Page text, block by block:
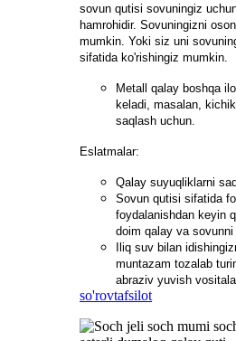
sovun qutisi sovuningiz
hamrohidir. Sovuningizni
mumkin. Yoki siz uni
sifatida ko'rishingiz mumkin.
Metall qalay boshqa
keladi, masalan,
saqlash uchun.
Eslatmalar:
Qalay suyuqliklarni
Sovun qutisi sifatida
foydalanishdan keyin
doim qalay va sovunni
Iliq suv bilan
muntazam tozalab
abraziv yuvish
so'rovtafsilot